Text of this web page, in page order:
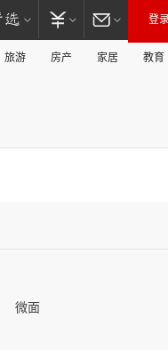
登
旅游 房产 家居 教育
微面